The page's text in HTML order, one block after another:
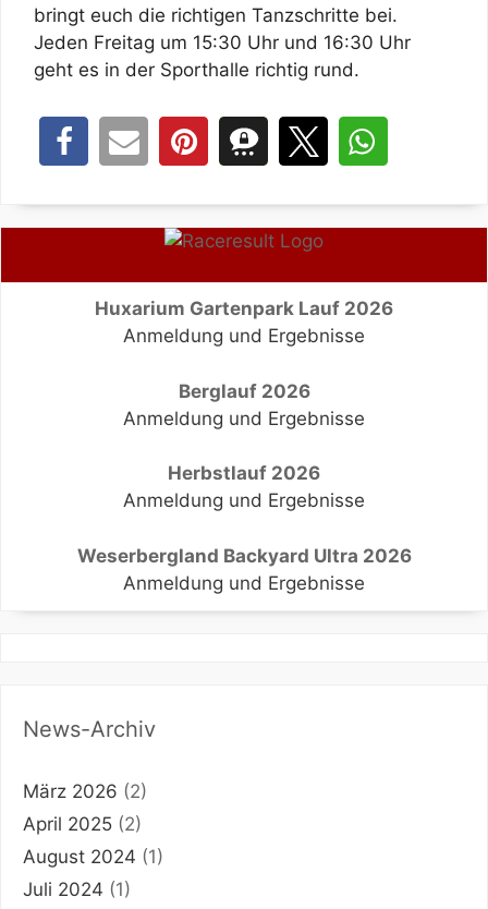
bringt euch die richtigen Tanzschritte bei.
Jeden Freitag um 15:30 Uhr und 16:30 Uhr
geht es in der Sporthalle richtig rund.
Huxarium Gartenpark Lauf 2026
Anmeldung und Ergebnisse
Berglauf 2026
Anmeldung und Ergebnisse
Herbstlauf 2026
Anmeldung und Ergebnisse
Weserbergland Backyard Ultra 2026
Anmeldung und Ergebnisse
News-Archiv
März 2026 (2)
April 2025 (2)
August 2024 (1)
Juli 2024 (1)